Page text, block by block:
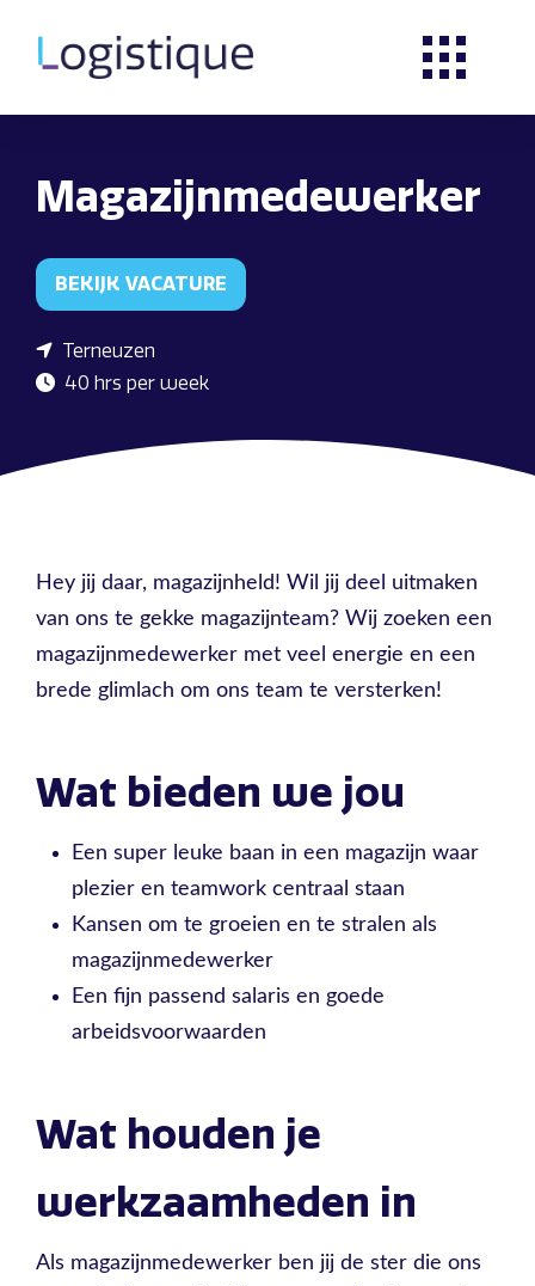
Magazijnmedewerker
BEKIJK VACATURE
Terneuzen
40 hrs per week
Hey jij daar, magazijnheld! Wil jij deel uitmaken
van ons te gekke magazijnteam? Wij zoeken een
magazijnmedewerker met veel energie en een
brede glimlach om ons team te versterken!
Wat bieden we jou
Een super leuke baan in een magazijn waar
plezier en teamwork centraal staan
Kansen om te groeien en te stralen als
magazijnmedewerker
Een fijn passend salaris en goede
arbeidsvoorwaarden
Wat houden je
werkzaamheden in
Als magazijnmedewerker ben jij de ster die ons